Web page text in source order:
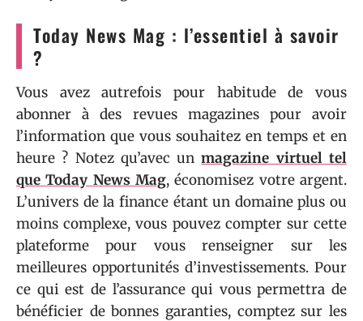
Today News Mag : l’essentiel à savoir
?
Vous avez autrefois pour habitude de vous
abonner à des revues magazines pour avoir
l’information que vous souhaitez en temps et en
heure ? Notez qu’avec unmagazine virtuel tel
queToday News Mag, économisez votre argent.
L’univers de la finance étant un domaine plus ou
moins complexe, vous pouvez compter sur cette
plateforme pour vous renseigner sur les
meilleures opportunités d’investissements. Pour
ce qui est de l’assurance qui vous permettra de
bénéficier de bonnes garanties, comptez sur les